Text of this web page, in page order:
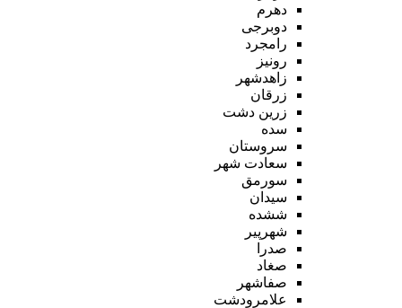
دهرم
دوبرجی
رامجرد
رونیز
زاهدشهر
زرقان
زرین دشت
سده
سروستان
سعادت شهر
سورمق
سیدان
ششده
شهرپیر
صدرا
صغاد
صفاشهر
علامرودشت